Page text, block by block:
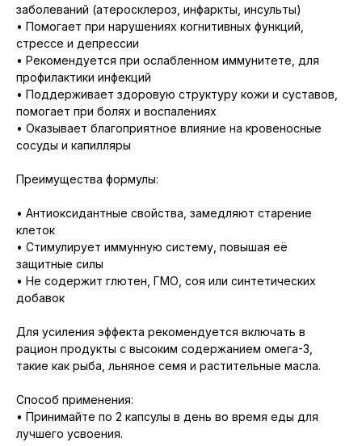
заболеваний (атеросклероз, инфаркты, инсульты)
• Помогает при нарушениях когнитивных функций,
стрессе и депрессии
• Рекомендуется при ослабленном иммунитете, для
профилактики инфекций
• Поддерживает здоровую структуру кожи и суставов,
помогает при болях и воспалениях
• Оказывает благоприятное влияние на кровеносные
сосуды и капилляры
Преимущества формулы:
• Антиоксидантные свойства, замедляют старение
клеток
• Стимулирует иммунную систему, повышая её
защитные силы
• Не содержит глютен, ГМО, соя или синтетических
добавок
Для усиления эффекта рекомендуется включать в
рацион продукты с высоким содержанием омега-3,
такие как рыба, льняное семя и растительные масла.
Способ применения:
• Принимайте по 2 капсулы в день во время еды для
лучшего усвоения.